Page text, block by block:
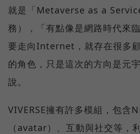
就是「Metaverse as a
務），「有點像是網路時代來
要走向Internet，就存在很多
的角色，只是這次的方向是元
說。
VIVERSE擁有許多模組，包含
（avatar）、互動與社交等，